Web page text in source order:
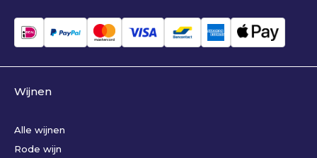
Wijnen
Alle wijnen
Rode wijn